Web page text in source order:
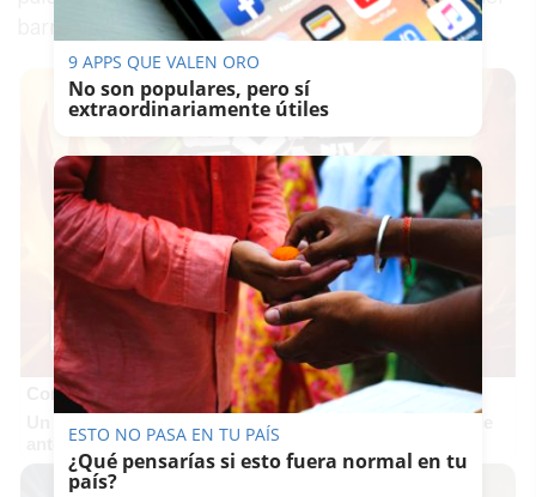
Corepunk MMORPG
Un verdadero MMORPG de la vieja escuela ¡Cómo los de
antes, pero mejor!
9 APPS QUE VALEN ORO
No son populares, pero sí
extraordinariamente útiles
ESTO NO PASA EN TU PAÍS
¿Qué pensarías si esto fuera normal en tu
país?